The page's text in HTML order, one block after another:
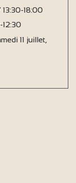
18:00
12:30
11 juillet,